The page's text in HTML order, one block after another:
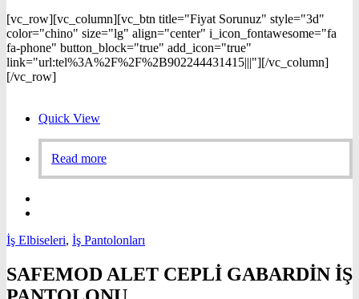
[vc_row][vc_column][vc_btn title="Fiyat Sorunuz" style="3d"
color="chino" size="lg" align="center" i_icon_fontawesome="fa
fa-phone" button_block="true" add_icon="true"
link="url:tel%3A%2F%2F%2B902244431415|||"][/vc_column]
[/vc_row]
Quick View
Read more
İş Elbiseleri, İş Pantolonları
SAFEMOD ALET CEPLİ GABARDİN İŞ